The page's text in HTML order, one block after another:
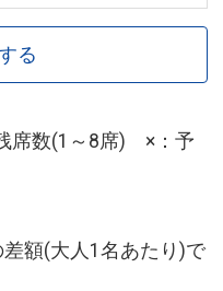
る
席数(1～8席) ×：予
額(大人1名あたり)で